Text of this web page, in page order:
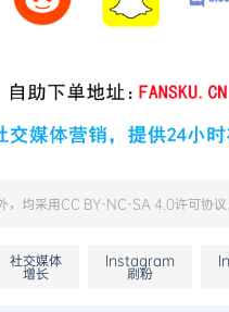
，均采用CC BY-NC-SA 4.0许可协
社交媒体
增长
Instagram
刷粉